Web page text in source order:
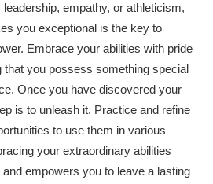
empathy, or athleticism,
you exceptional is the key to
Embrace your abilities with pride
that you possess something special
Once you have discovered your
is to unleash it. Practice and refine
to use them in various
your extraordinary abilities
empowers you to leave a lasting